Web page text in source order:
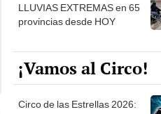
LLUVIAS EXTREMAS en 65
provincias desde HOY
¡Vamos al Circo!
Circo de las Estrellas 2026: